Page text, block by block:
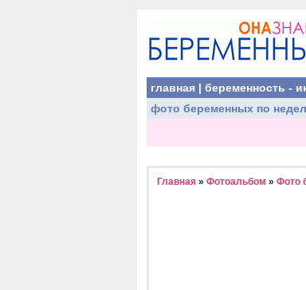
главная | беременность -
фото беременных по
Главная » Фотоальбом » Фото